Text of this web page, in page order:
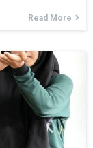
Read More